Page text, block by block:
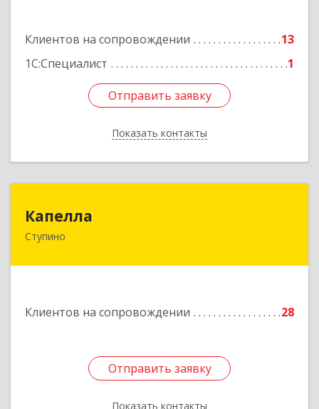
Клиентов на сопровождении
13
1С:Специалист
1
Отправить заявку
Показать контакты
Подробнее
Отправить заявку
Назад
Капелла
Ступино
Клиентов на сопровождении 28
Отправить заявку
Показать контакты
142800, Московская обл, Ступино г, Андропова
Отправить заявку
Назад